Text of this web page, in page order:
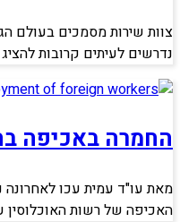
צוות שירות מסמכים בעולם
נדרשים לעיתים קרובות
החמרה באכיפה
מאת עו"ד עמית עכו לאחרונה
האכיפה של רשות